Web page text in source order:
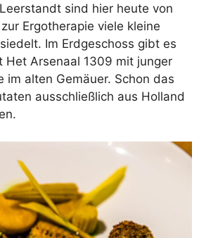
sind hier heute von
Ergotherapie viele kleine
Im Erdgeschoss gibt es
Het Arsenaal 1309 mit junger
im alten Gemäuer. Schon das
ausschließlich aus Holland